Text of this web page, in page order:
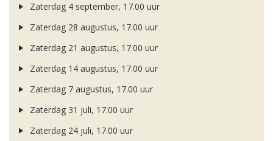
Zaterdag 4 september, 17.00 uur
Zaterdag 28 augustus, 17.00 uur
Zaterdag 21 augustus, 17.00 uur
Zaterdag 14 augustus, 17.00 uur
Zaterdag 7 augustus, 17.00 uur
Zaterdag 31 juli, 17.00 uur
Zaterdag 24 juli, 17.00 uur